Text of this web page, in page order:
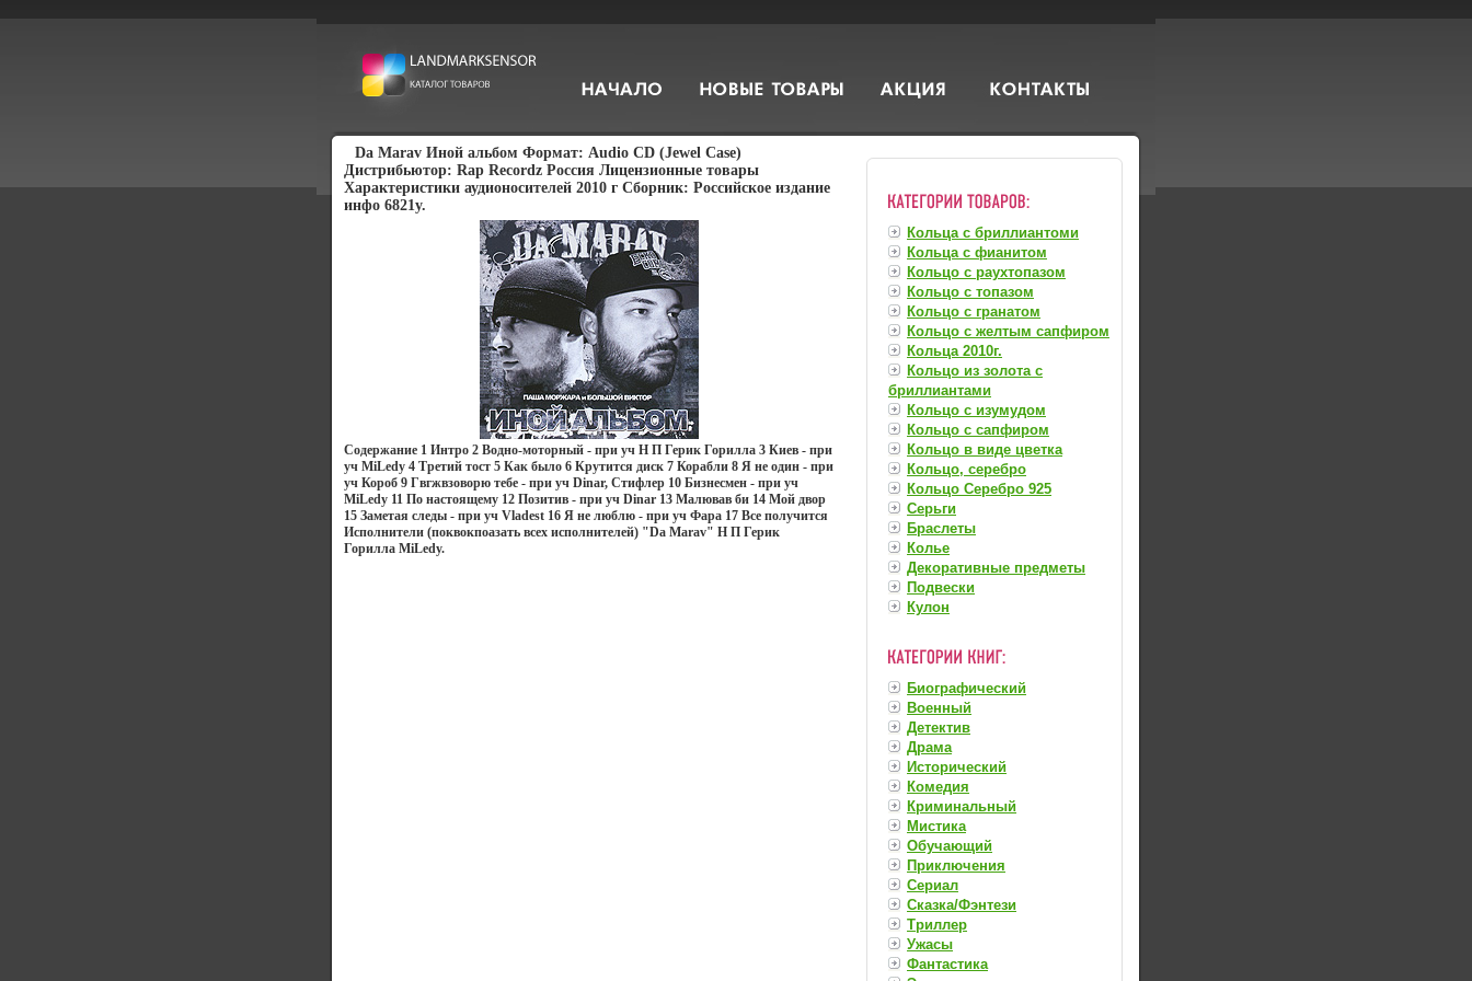
Da Marav Иной альбом Формат: Audio CD (Jewel Case)
Дистрибьютор: Rap Recordz Россия Лицензионные товары
Характеристики аудионосителей 2010 г Сборник: Российское издание
инфо 6821y.
Содержание 1 Интро 2 Водно-моторный - при уч Н П Герик Горилла 3 Киев - при
уч MiLedy 4 Третий тост 5 Как было 6 Крутится диск 7 Корабли 8 Я не один - при
уч Короб 9 Гвгжвзоворю тебе - при уч Dinar, Стифлер 10 Бизнесмен - при уч
MiLedy 11 По настоящему 12 Позитив - при уч Dinar 13 Малював би 14 Мой двор
15 Заметая следы - при уч Vladest 16 Я не люблю - при уч Фара 17 Все получится
Исполнители (поквокпоазать всех исполнителей) "Da Marav" Н П Герик
Горилла MiLedy.
Кольца с бриллиантоми
Кольца с фианитом
Кольцо с раухтопазом
Кольцо с топазом
Кольцо с гранатом
Кольцо с желтым сапфиром
Кольца 2010г.
Кольцо из золота с
бриллиантами
Кольцо с изумудом
Кольцо с сапфиром
Кольцо в виде цветка
Кольцо, серебро
Кольцо Серебро 925
Серьги
Браслеты
Колье
Декоративные предметы
Подвески
Кулон
Биографический
Военный
Детектив
Драма
Исторический
Комедия
Криминальный
Мистика
Обучающий
Приключения
Сериал
Сказка/Фэнтези
Триллер
Ужасы
Фантастика